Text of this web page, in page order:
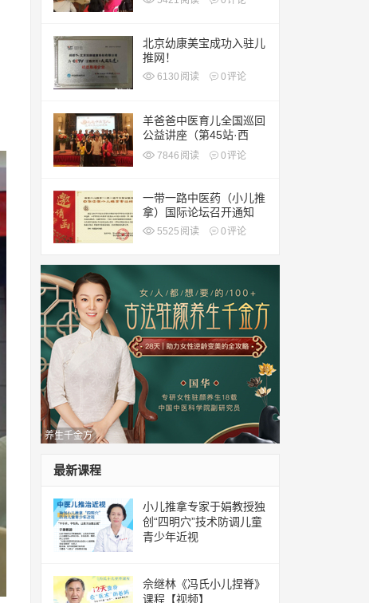
北京幼康美宝成功入驻儿
推网！
6130 阅读 0评论
羊爸爸中医育儿全国巡回
公益讲座（第45站·西
安）7846 阅读 0评论
一带一路中医药（小儿推
拿）国际论坛召开通知
5525 阅读 0评论
养生千金方
最新课程
小儿推拿专家于娟教授独
创“四明穴”技术防调儿童
青少年近视
佘继林《冯氏小儿捏脊》
课程【视频】